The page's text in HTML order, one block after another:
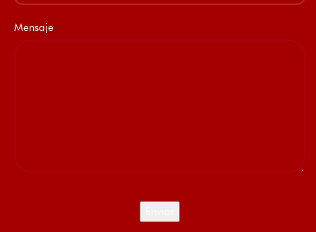
Mensaje